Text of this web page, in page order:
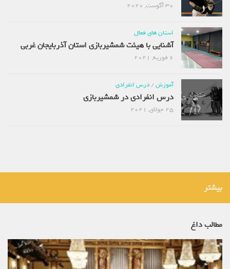
استان های فعال
آشنایی با هیئت شمشیربازی استان آذربایجان غربی
آموزش/درس انفرادی
درس انفرادی در شمشیربازی
بیشتر
مطالب داغ